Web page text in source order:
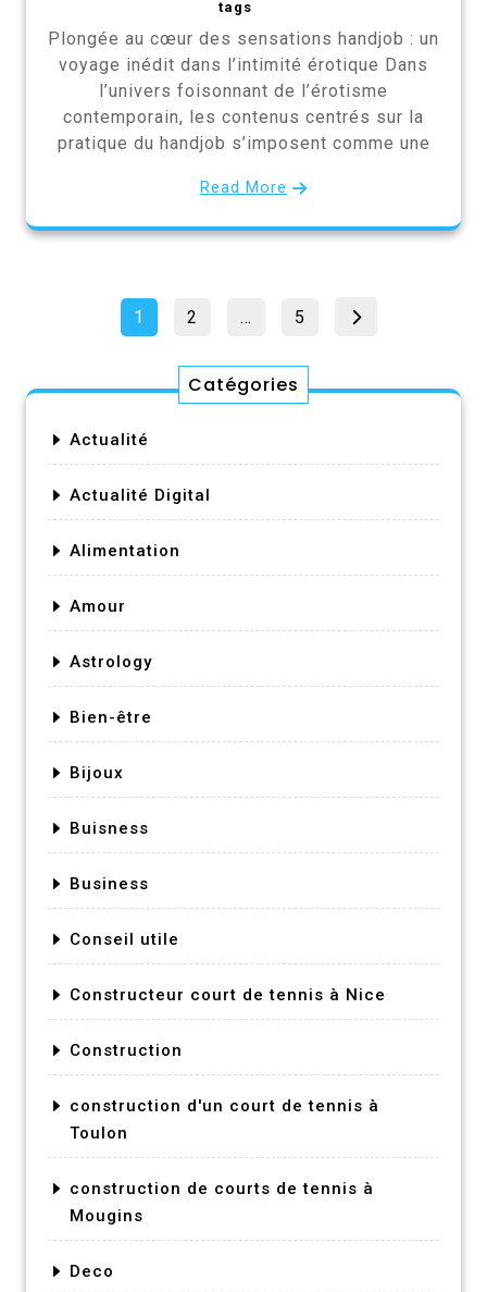
tags
Plongée au cœur des sensations handjob : un
voyage inédit dans l’intimité érotique Dans
l’univers foisonnant de l’érotisme
contemporain, les contenus centrés sur la
pratique du handjob s’imposent comme une
Read More
Pagination
publications
Page
1 Page
2 … Page
5
Catégories
Actualité
Actualité Digital
Alimentation
Amour
Astrology
Bien-être
Bijoux
Buisness
Business
Conseil utile
Constructeur court de tennis à Nice
Construction
construction d'un court de tennis à
Toulon
construction de courts de tennis à
Mougins
Deco